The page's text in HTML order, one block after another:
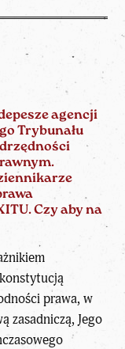
agencji
Trybunału
Czy aby na
prawa, w
zasadniczą, Jego